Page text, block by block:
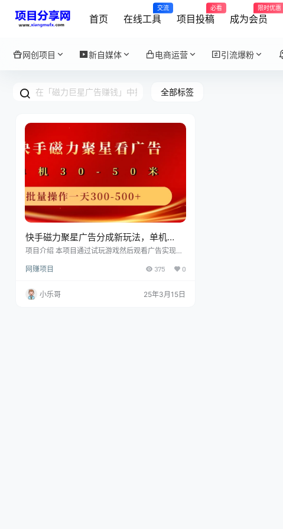
首页 在线工具
交流
项目投稿
必看
成为会员
限时优惠
网创项目 新自媒体 电商运营 引流爆粉
全部标签
快手磁力聚星广告分成新玩法，单机
50+，10部手机矩阵操作日入500+
项目介绍 本项目通过试玩游戏然后观看广告实现收
轻轻松松500+，此方法比之前的玩法更简单，收益
理及介绍 项目准备 项目实操 如何提高账号权重 注
意事项
网赚项目 375 0
小乐哥
25年3月15日